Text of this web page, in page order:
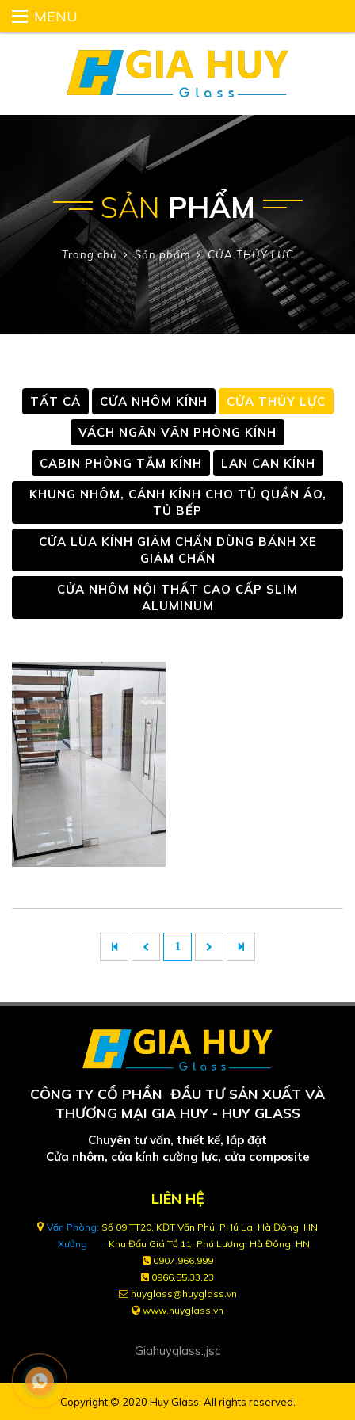
MENU
SẢN PHẨM
Trang chủ Sản phẩm CỬA THỦY LỰC
TẤT CẢ CỬA NHÔM KÍNH CỬA THỦY LỰC
VÁCH NGĂN VĂN PHÒNG KÍNH
CABIN PHÒNG TẮM KÍNH LAN CAN KÍNH
KHUNG NHÔM, CÁNH KÍNH CHO TỦ QUẦN ÁO,
TỦ BẾP
CỬA LÙA KÍNH GIẢM CHẤN DÙNG BÁNH XE
GIẢM CHẤN
CỬA NHÔM NỘI THẤT CAO CẤP SLIM
ALUMINUM
LỰC
1
CÔNG TY CỔ PHẦN ĐẦU TƯ SẢN XUẤT VÀ
THƯƠNG MẠI GIA HUY- HUY GLASS
Chuyên tư vấn, thiết kế, lắp đặt
Cửa nhôm, cửa kính cường lực, cửa composite
LIÊN HỆ
Văn Phòng: Số 09 TT20, KĐT Văn Phú, PHú La, Hà Đông, HN
Xưởng : Khu Đấu Giá Tổ 11, Phú Lương, Hà Đông, HN
0907.966.999
0966.55.33.23
huyglass@huyglass.vn
www.huyglass.vn
Giahuyglass.,jsc
Copyright © 2020 Huy Glass . All rights reserved.